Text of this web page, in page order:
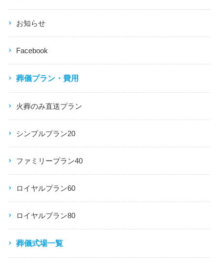
お知らせ
Facebook
葬儀プラン・費用
火葬のみ直送プラン
シンプルプラン20
ファミリープラン40
ロイヤルプラン60
ロイヤルプラン80
葬儀式場一覧